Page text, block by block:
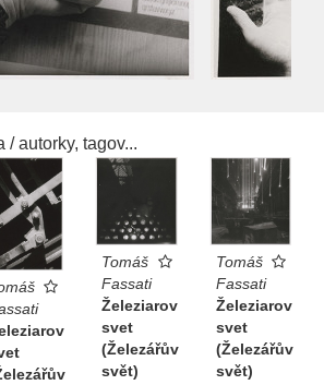
/ autorky, tagov...
Tomáš
Fassati
Železiarov
svet
(Železářův
svět)
Tomáš
Fassati
Železiarov
svet
(Železářův
svět)